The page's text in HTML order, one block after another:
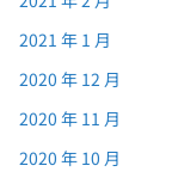
2021 年 1 月
2020 年 12 月
2020 年 11 月
2020 年 10 月